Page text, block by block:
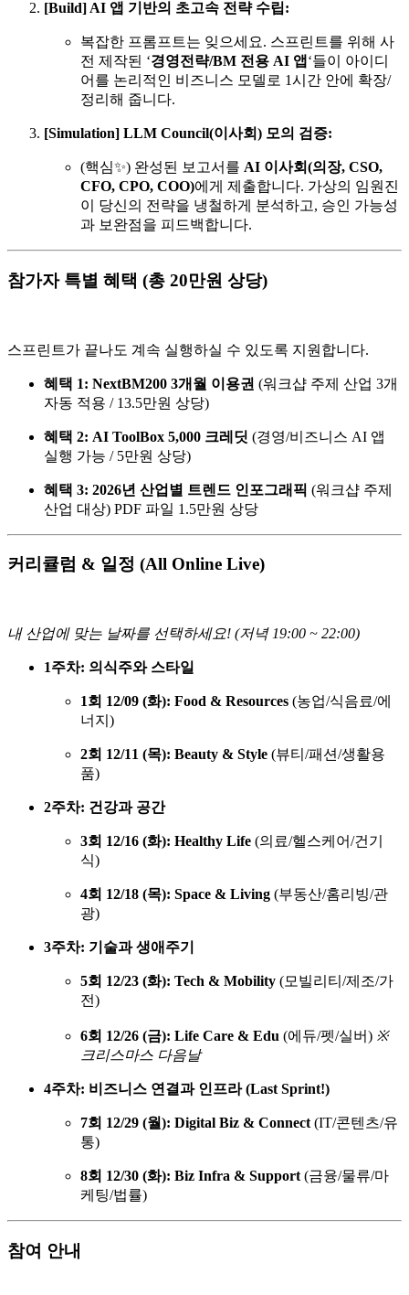
[Build] AI 앱 기반의 초고속 전략 수립:
복잡한 프롬프트는 잊으세요. 스프린트를 위해 사
전 제작된 ‘경영전략/BM 전용 AI 앱 ‘들이 아이디
어를 논리적인 비즈니스 모델로 1시간 안에 확장/
정리해 줍니다.
[Simulation] LLM Council(이사회) 모의 검증:
(핵심✨) 완성된 보고서를 AI 이사회(의장, CSO,
CFO, CPO, COO)에게 제출합니다. 가상의 임원진
이 당신의 전략을 냉철하게 분석하고, 승인 가능성
과 보완점을 피드백합니다.
참가자 특별 혜택 (총 20만원 상당)
스프린트가 끝나도 계속 실행하실 수 있도록 지원합니다.
혜택 1: NextBM200 3개월 이용권 (워크샵 주제 산업 3개
자동 적용 / 13.5만원 상당)
혜택 2: AI ToolBox 5,000 크레딧 (경영/비즈니스 AI 앱
실행 가능 / 5만원 상당)
혜택 3: 2026년 산업별 트렌드 인포그래픽 (워크샵 주제
산업 대상) PDF 파일 1.5만원 상당
커리큘럼 & 일정 (All Online Live)
내 산업에 맞는 날짜를 선택하세요! (저녁 19:00 ~ 22:00)
1주차: 의식주와 스타일
1회 12/09 (화): Food & Resources (농업/식음료/에
너지)
2회 12/11 (목): Beauty & Style (뷰티/패션/생활용
품)
2주차: 건강과 공간
3회 12/16 (화): Healthy Life (의료/헬스케어/건기
식)
4회 12/18 (목): Space & Living (부동산/홈리빙/관
광)
3주차: 기술과 생애주기
5회 12/23 (화): Tech & Mobility (모빌리티/제조/가
전)
6회 12/26 (금): Life Care & Edu (에듀/펫/실버) ※
크리스마스 다음날
4주차: 비즈니스 연결과 인프라 (Last Sprint!)
7회 12/29 (월): Digital Biz & Connect (IT/콘텐츠/유
통)
8회 12/30 (화): Biz Infra & Support (금융/물류/마
케팅/법률)
참여 안내